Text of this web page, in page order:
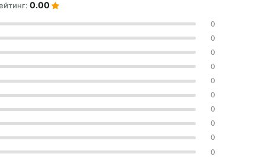
0.00
0
0
0
0
0
0
0
0
0
0